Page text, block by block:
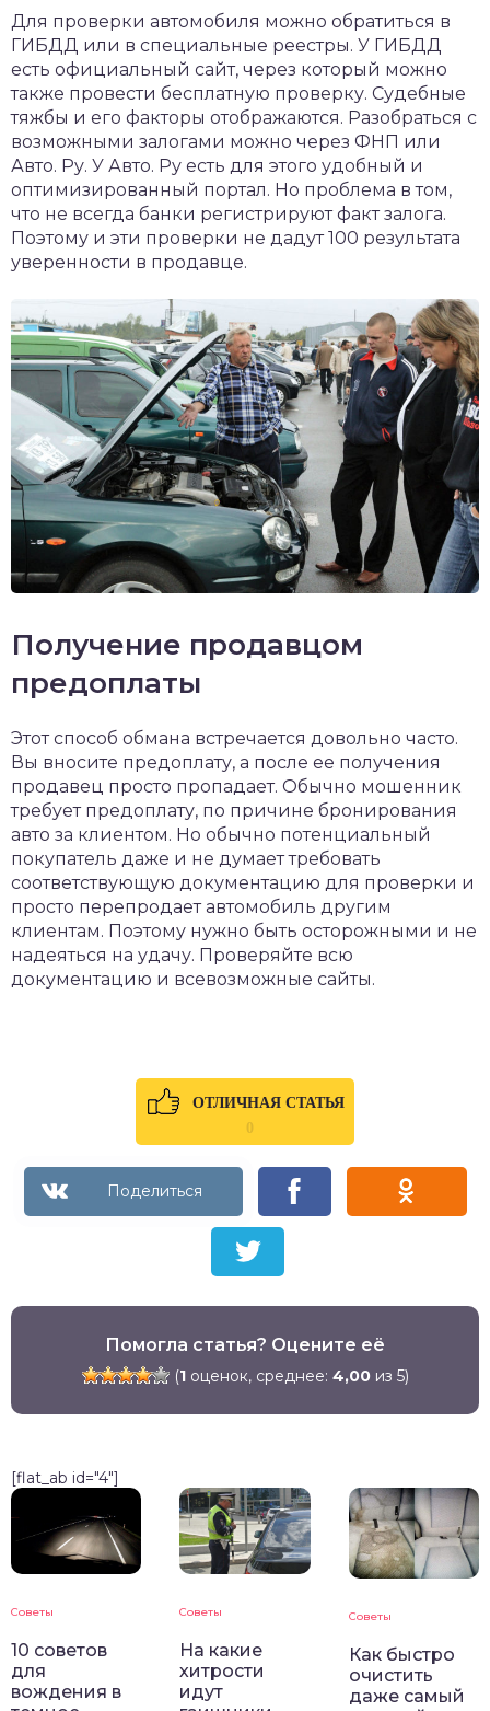
Для проверки автомобиля можно обратиться в
ГИБДД или в специальные реестры. У ГИБДД
есть официальный сайт, через который можно
также провести бесплатную проверку. Судебные
тяжбы и его факторы отображаются. Разобраться с
возможными залогами можно через ФНП или
Авто. Ру. У Авто. Ру есть для этого удобный и
оптимизированный портал. Но проблема в том,
что не всегда банки регистрируют факт залога.
Поэтому и эти проверки не дадут 100 результата
уверенности в продавце.
Получение продавцом
предоплаты
Этот способ обмана встречается довольно часто.
Вы вносите предоплату, а после ее получения
продавец просто пропадает. Обычно мошенник
требует предоплату, по причине бронирования
авто за клиентом. Но обычно потенциальный
покупатель даже и не думает требовать
соответствующую документацию для проверки и
просто перепродает автомобиль другим
клиентам. Поэтому нужно быть осторожными и не
надеяться на удачу. Проверяйте всю
документацию и всевозможные сайты.
ОТЛИЧНАЯ СТАТЬЯ
0
Помогла статья? Оцените её
(1оценок, среднее: 4,00из 5)
[flat_ab id="4"]
Советы
10 советов
для
вождения в
Советы
На какие
хитрости
идут
Советы
Как быстро
очистить
даже самый